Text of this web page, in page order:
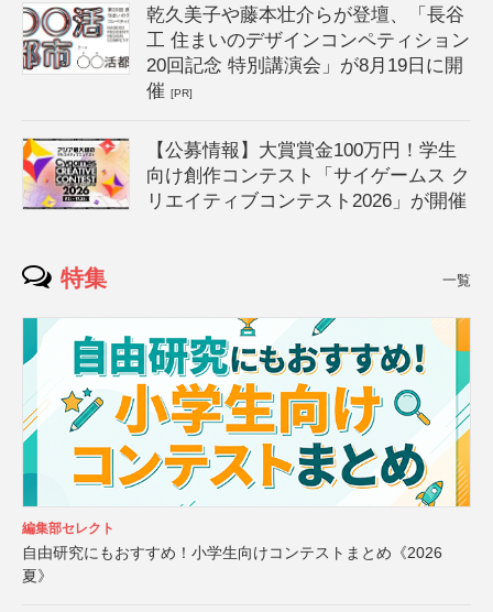
乾久美子や藤本壮介らが登壇、「長谷
工 住まいのデザインコンペティション
20回記念 特別講演会」が8月19日に開
催[PR]
【公募情報】大賞賞金100万円！学生
向け創作コンテスト「サイゲームス ク
リエイティブコンテスト2026」が開催
特集 一覧
編集部セレクト
自由研究にもおすすめ！小学生向けコンテストまとめ《2026
夏》